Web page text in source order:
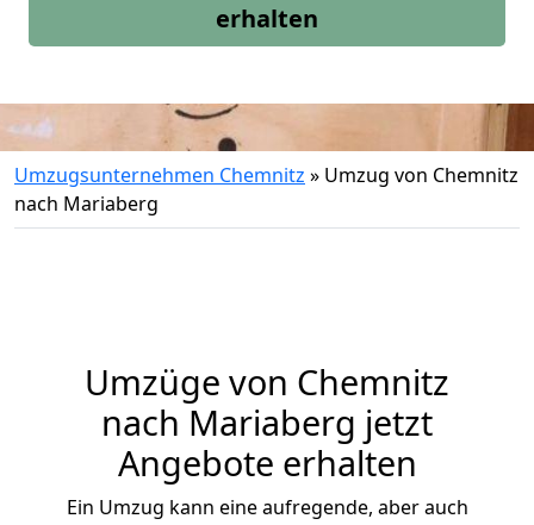
erhalten
Umzugsunternehmen Chemnitz » Umzug von Chemnitz
nach Mariaberg
Umzüge von Chemnitz
nach Mariaberg jetzt
Angebote erhalten
Ein Umzug kann eine aufregende, aber auch